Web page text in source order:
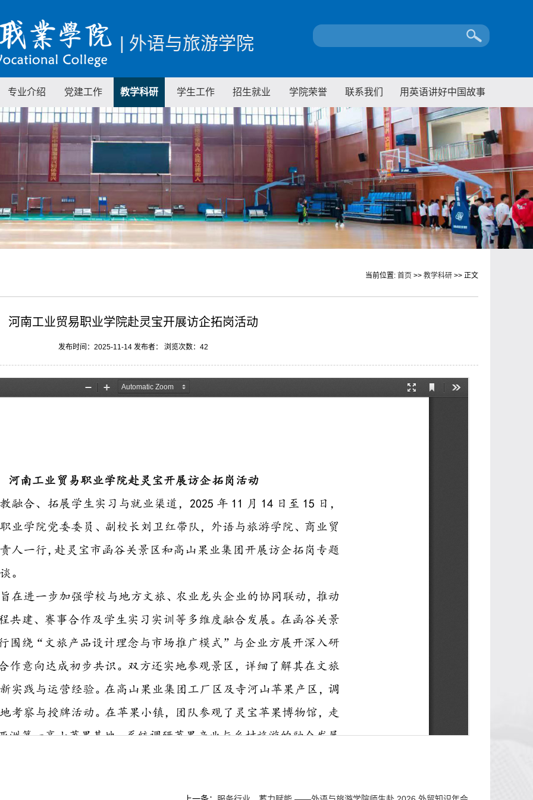
| 外语与旅游学院
专业介绍 党建工作 教学科研 学生工作 招生就业 学院荣誉 联系我们 用英语讲好中国故事
当前位置: 首页 >> 教学科研 >> 正文
河南工业贸易职业学院赴灵宝开展访企拓岗活动
发布时间：2025-11-14 发布者： 浏览次数： 42